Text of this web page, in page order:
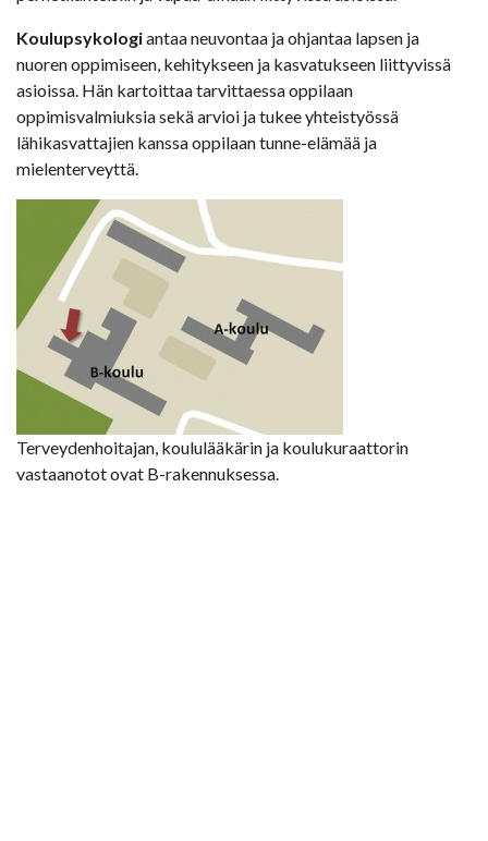
Koulupsykologiantaa neuvontaa ja ohjantaa lapsen ja
nuoren oppimiseen, kehitykseen ja kasvatukseen liittyvissä
asioissa. Hän kartoittaa tarvittaessa oppilaan
oppimisvalmiuksia sekä arvioi ja tukee yhteistyössä
lähikasvattajien kanssa oppilaan tunne-elämää ja
mielenterveyttä.
Terveydenhoitajan, koululääkärin ja koulukuraattorin
vastaanotot ovat B-rakennuksessa.